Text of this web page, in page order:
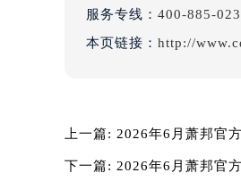
吉林省吉林
吉林省辽源
吉林省延
服务专线： 400-885-
本页链接： http://
上一篇: 2026年6月萧邦官
下一篇: 2026年6月萧邦官